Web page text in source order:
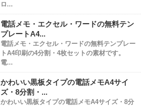
ロ...
電話メモ・エクセル・ワードの無料テン
プレートA4...
電話メモ・エクセル・ワードの無料テンプレー
トA4印刷の4分割・4枚セットの素材です。
電...
かわいい黒板タイプの電話メモA4サイ
ズ・8分割・...
かわいい黒板タイプの電話メモA4サイズ・8分